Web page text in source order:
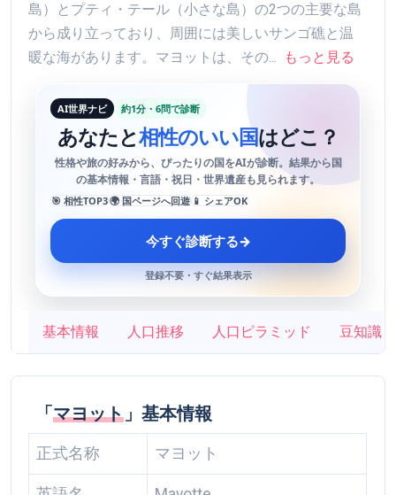
島）とプティ・テール（小さな島）の2つの主要な島
から成り立っており、周囲には美しいサンゴ礁と温
暖な海があります。マヨットは、その...
もっと見る
AI世界ナビ 約1分・6問で診断
あなたと相性のいい国はどこ？
性格や旅の好みから、ぴったりの国をAIが診断。結果から国
の基本情報・言語・祝日・世界遺産も見られます。
🎯 相性TOP3🌍 国ページへ回遊 📱 シェアOK
今すぐ診断する→
登録不要・すぐ結果表示
基本情報 人口推移 人口ピラミッド 豆知識
「マヨット 」基本情報
正式名称 マヨット